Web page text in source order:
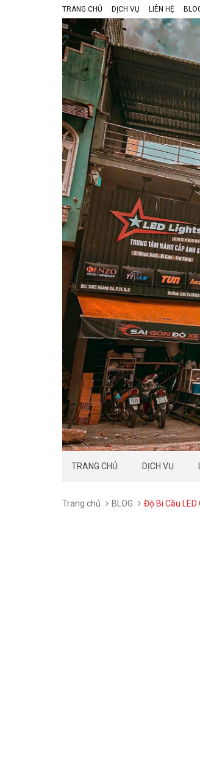
TRANG CHỦ DỊCH VỤ LIÊN HỆ
TRANG CHỦ DỊCH VỤ
Trang chủ BLOG Độ Bi Cầu